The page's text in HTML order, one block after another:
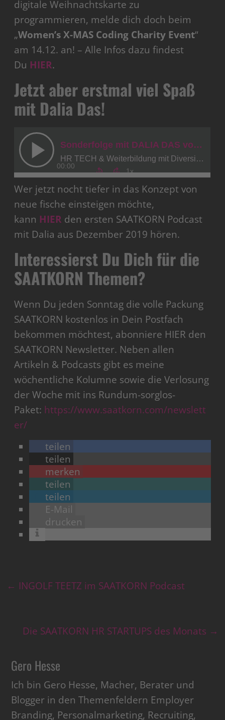
digitale Weihnachtskarte zu
programmieren, melde dich doch beim
„Women’s X-MAS Coding Charity Event“
am 14.12. an! – Alle Infos dazu findest
Du HIER.
Jetzt aber erstmal viel Spaß
mit Dalia Das!
Wer jetzt nocht tiefer in das Konzept von
neue fische einsteigen möchte,
kann HIER den ersten SAATKORN Podcast
mit Dalia aus Dezember 2019 hören.
Interessierst Du Dich für die
SAATKORN Themen?
Wenn Du jeden Sonntag die volle Packung
SAATKORN kostenlos in Dein Postfach
bekommen möchtest, abonniere HIER den
SAATKORN Newsletter. Neben allen
Artikeln & Podcasts gibt es meine
wöchentliche Kolumne sowie die Verlosung
der Woche mit ins Rundum-sorglos-
Paket: https://www.saatkorn.com/newslett
er/
teilen
teilen
merken
teilen
teilen
E-Mail
drucken
← INGOLF TEETZ im SAATKORN Podcast
Die SAATKORN HR STARTUPS des Monats →
Gero Hesse
Ich bin Gero Hesse, Macher, Berater und
Blogger in den Themenfeldern Employer
Branding, Personalmarketing, Recruiting,